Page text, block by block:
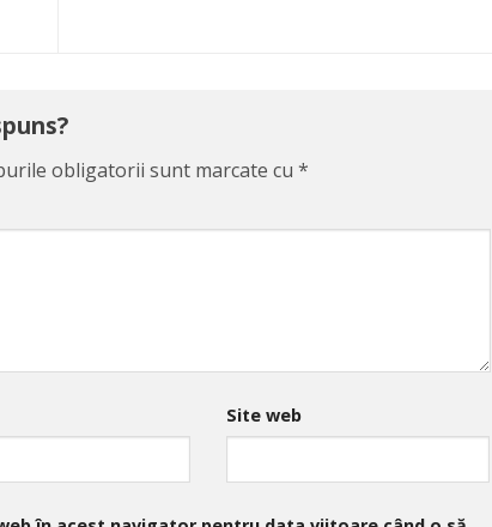
obligatorii sunt marcate cu *
Site web